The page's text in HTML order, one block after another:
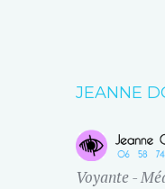
JEANNE
Voyante -